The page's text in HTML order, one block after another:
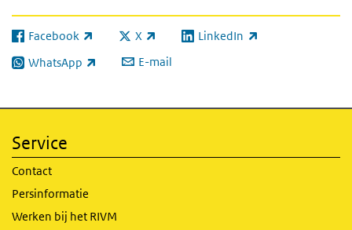
Facebook
(externe link) X
(externe link) LinkedIn
(externe link)
WhatsApp
(externe link) E-mail
Service
Contact
Persinformatie
Werken bij het RIVM